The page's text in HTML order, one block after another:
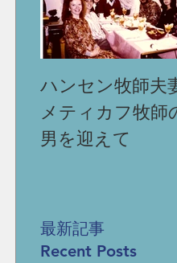
ハンセン牧師夫
メティカフ牧師
男を迎えて
最新記事
Recent Posts